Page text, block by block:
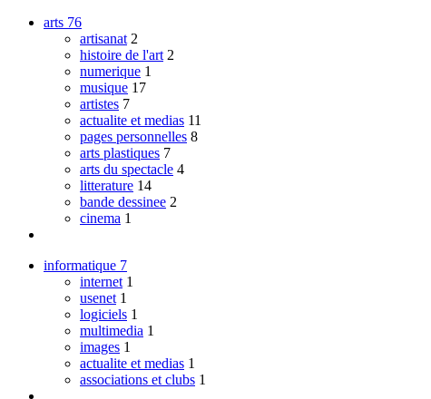
arts 76
artisanat 2
histoire de l'art 2
numerique 1
musique 17
artistes 7
actualite et medias 11
pages personnelles 8
arts plastiques 7
arts du spectacle 4
litterature 14
bande dessinee 2
cinema 1
informatique 7
internet 1
usenet 1
logiciels 1
multimedia 1
images 1
actualite et medias 1
associations et clubs 1